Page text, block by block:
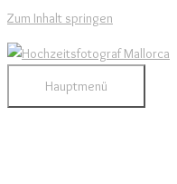
Zum Inhalt springen
Hauptmenü